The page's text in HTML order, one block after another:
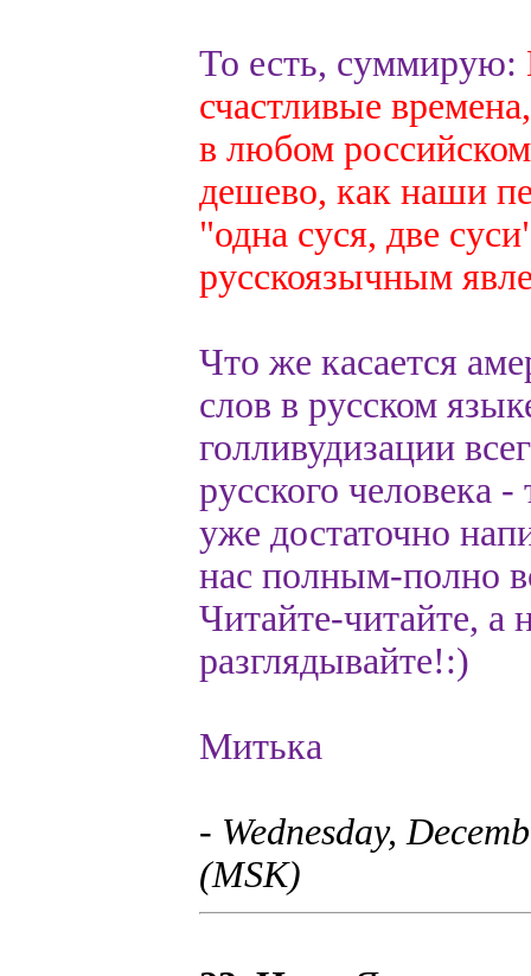
То есть, суммирую:
счастливые
в любом
дешево, как наши
"одна суся, две
русскоязычным
Что же касается
слов в русском
голливудизации
русского человека
уже достаточно
нас полным-полно
Читайте-читайте, а
разглядывайте!:)
Митька
- Wednesday,
(MSK)